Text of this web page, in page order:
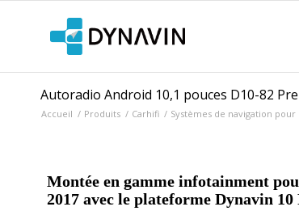
Autoradio Android 10,1 pouces D10-82
Accueil / Produits / Carhifi / Systèmes de navigation pour
Montée en gamme infotainment
2017 avec le plateforme Dynavin